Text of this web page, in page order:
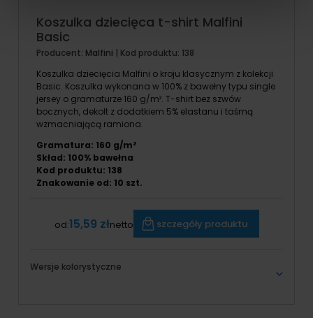
Koszulka dziecięca t-shirt Malfini
Basic
Producent: Malfini | Kod produktu: 138
Koszulka dziecięcia Malfini o kroju klasycznym z kolekcji
Basic. Koszulka wykonana w 100% z bawełny typu single
jersey o gramaturze 160 g/m². T-shirt bez szwów
bocznych, dekolt z dodatkiem 5% elastanu i taśmą
wzmacniającą ramiona.
Gramatura: 160 g/m²
Skład: 100% bawełna
Kod produktu: 138
Znakowanie od: 10 szt.
od:15,59 złnetto szczegóły produktu
Wersje kolorystyczne